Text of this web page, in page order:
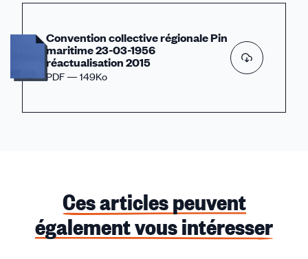
Convention collective régionale Pin
maritime 23-03-1956
réactualisation 2015
PDF — 149Ko
Ces articles peuvent
également vous intéresser